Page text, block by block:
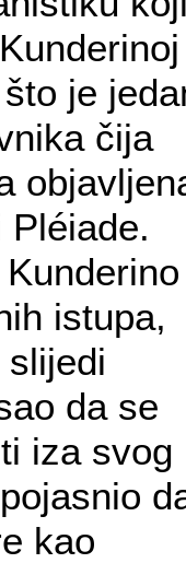
je
čija
Pléiade.
istupa,
da se
iza svog
kao